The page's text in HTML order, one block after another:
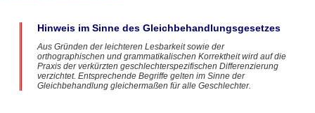
Hinweis im Sinne des Gleichbehandlungsgesetzes
Aus Gründen der leichteren Lesbarkeit sowie der
orthographischen und grammatikalischen Korrektheit wird auf die
Praxis der verkürzten geschlechterspezifischen Differenzierung
verzichtet. Entsprechende Begriffe gelten im Sinne der
Gleichbehandlung gleichermaßen für alle Geschlechter.